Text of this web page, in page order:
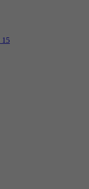
15